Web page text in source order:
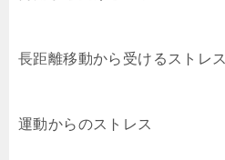
長距離移動から受けるストレス
運動からのストレス